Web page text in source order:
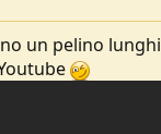
un pelino lunghi